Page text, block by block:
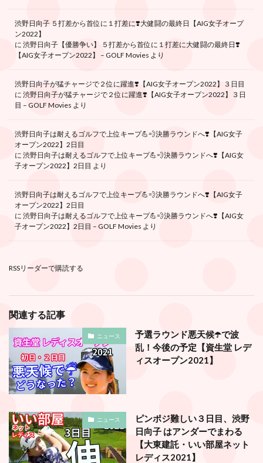
渋野日向子 ５打差から首位に１打差に❣️大健闘の最終日【AIG女子オープ
ン2022】
に 渋野日向子【優勝争い】 ５打差から首位に１打差に大健闘の最終日❣️
【AIG女子オープン2022】 – GOLF Movies より
渋野日向子が猛チャージで２位に躍進❣️【AIG女子オープン2022】３日目
に 渋野日向子が猛チャージで２位に躍進❣️【AIG女子オープン2022】３日
目 – GOLF Movies より
渋野日向子は耐えるゴルフで上位キープ💪💨決勝ラウンドへ❣️【AIG女子
オープン2022】2日目
に 渋野日向子は耐えるゴルフで上位キープ💪💨決勝ラウンドへ❣️【AIG女
子オープン2022】2日目 より
渋野日向子は耐えるゴルフで上位キープ💪💨決勝ラウンドへ❣️【AIG女子
オープン2022】2日目
に 渋野日向子は耐えるゴルフで上位キープ💪💨決勝ラウンドへ❣️【AIG女
子オープン2022】2日目 – GOLF Movies より
RSSリーダーで購読する
関連する記事
ニュース
予選ラウンド悪天候☂️で波
乱！今後の予定【資生堂 レデ
ィスオープン2021】
ニュース
ピンポジ難しい３日目、渋野
日向子 はアンダーでまわる
【大東建託・いい部屋ネット
レディス2021】